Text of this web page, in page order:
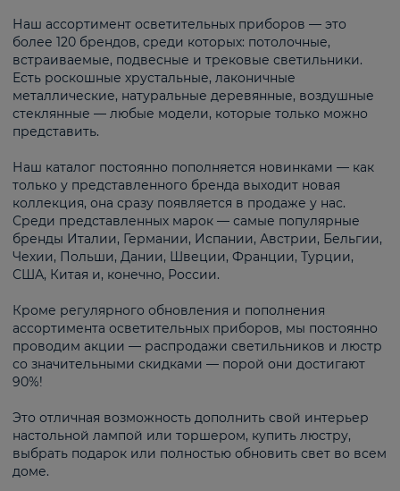
Наш ассортимент осветительных приборов — это
более 120 брендов, среди которых: потолочные,
встраиваемые, подвесные и трековые светильники.
Есть роскошные хрустальные, лаконичные
металлические, натуральные деревянные, воздушные
стеклянные — любые модели, которые только можно
представить.
Наш каталог постоянно пополняется новинками — как
только у представленного бренда выходит новая
коллекция, она сразу появляется в продаже у нас.
Среди представленных марок — самые популярные
бренды Италии, Германии, Испании, Австрии, Бельгии,
Чехии, Польши, Дании, Швеции, Франции, Турции,
США, Китая и, конечно, России.
Кроме регулярного обновления и пополнения
ассортимента осветительных приборов, мы постоянно
проводим акции — распродажи светильников и люстр
со значительными скидками — порой они достигают
90%!
Это отличная возможность дополнить свой интерьер
настольной лампой или торшером, купить люстру,
выбрать подарок или полностью обновить свет во всем
доме.